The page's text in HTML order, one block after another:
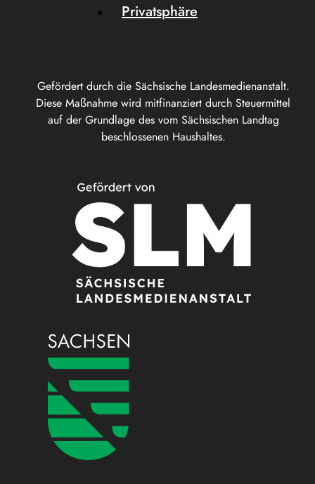
Gefördert durch die Sächsische Landesmedienanstalt.
Diese Maßnahme wird mitfinanziert durch Steuermittel
auf der Grundlage des vom Sächsischen Landtag
beschlossenen Haushaltes.
Privatsphäre